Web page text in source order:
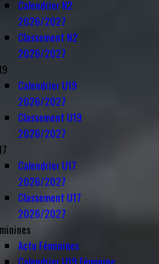
Calendrier N2
2026/2027
Classement N2
2026/2027
Calendrier U19
2026/2027
Classement U19
2026/2027
Calendrier U17
2026/2027
Classement U17
2026/2027
Actu Féminines